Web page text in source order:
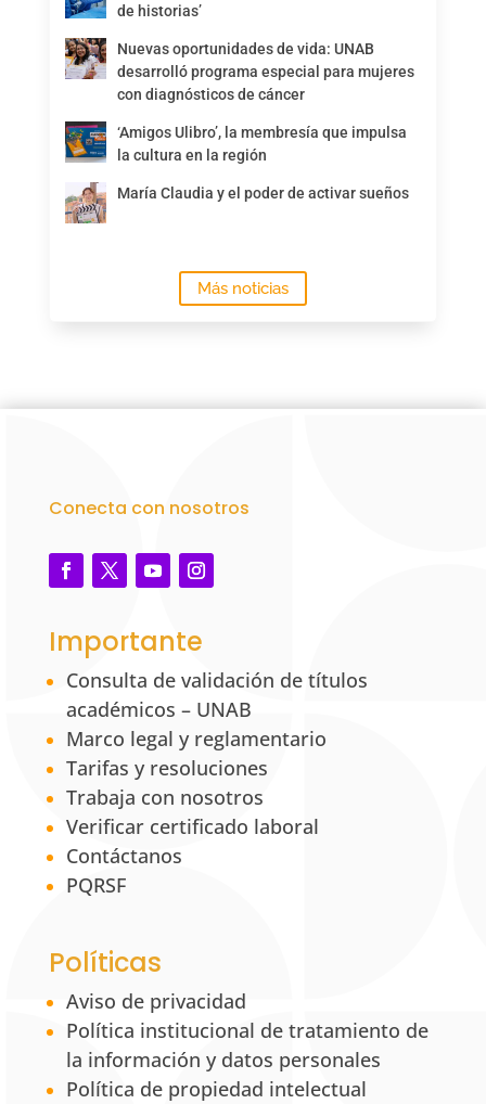
de historias’
Nuevas oportunidades de vida: UNAB
desarrolló programa especial para mujeres
con diagnósticos de cáncer
‘Amigos Ulibro’, la membresía que impulsa
la cultura en la región
María Claudia y el poder de activar sueños
Más noticias
Conecta con nosotros
Importante
Consulta de validación de títulos
académicos – UNAB
Marco legal y reglamentario
Tarifas y resoluciones
Trabaja con nosotros
Verificar certificado laboral
Contáctanos
PQRSF
Políticas
Aviso de privacidad
Política institucional de tratamiento de
la información y datos personales
Política de propiedad intelectual